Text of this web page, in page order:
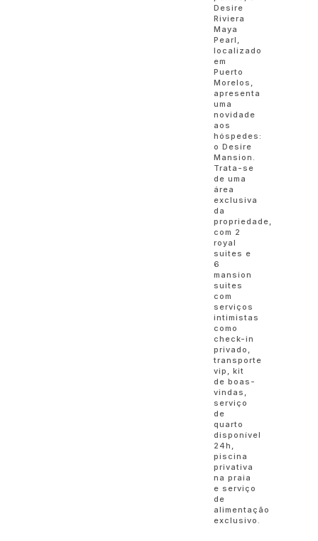
Desire
Riviera
Maya
Pearl,
localizado
em
Puerto
Morelos,
apresenta
uma
novidade
aos
hóspedes:
o Desire
Mansion.
Trata-se
de uma
área
exclusiva
da
propriedade,
com 2
royal
suites e
6
mansion
suites
com
serviços
intimistas
como
check-in
privado,
transporte
vip, kit
de boas-
vindas,
serviço
de
quarto
disponível
24h,
piscina
privativa
na praia
e serviço
de
alimentação
exclusivo.